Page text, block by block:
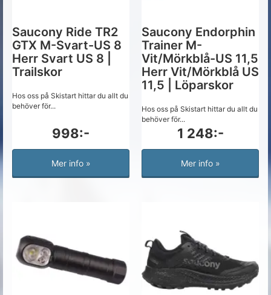
Saucony Ride TR2
GTX M-Svart-US 8
Herr Svart US 8 |
Trailskor
Hos oss på Skistart hittar du allt du
behöver för...
998:-
Mer info »
Saucony Endorphin
Trainer M-
Vit/Mörkblå-US 11,5
Herr Vit/Mörkblå US
11,5 | Löparskor
Hos oss på Skistart hittar du allt du
behöver för...
1 248:-
Mer info »